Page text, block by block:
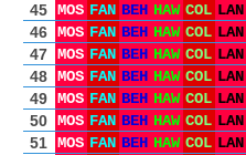
45 MOS FAN BEH HAW COL LAN
46 MOS FAN BEH HAW COL LAN
47 MOS FAN BEH HAW COL LAN
48 MOS FAN BEH HAW COL LAN
49 MOS FAN BEH HAW COL LAN
50 MOS FAN BEH HAW COL LAN
51 MOS FAN BEH HAW COL LAN